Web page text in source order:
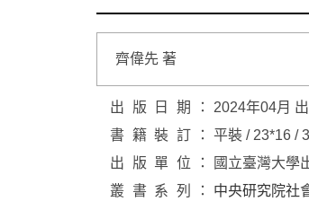
齊偉先 著
出版日期
2024年04月
書籍裝訂
平裝 / 23*16 /
出版單位
國立臺灣大學
叢書系列
中央研究院社